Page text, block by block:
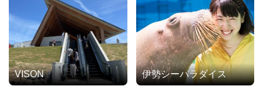
VISON 伊勢シーパラダイス